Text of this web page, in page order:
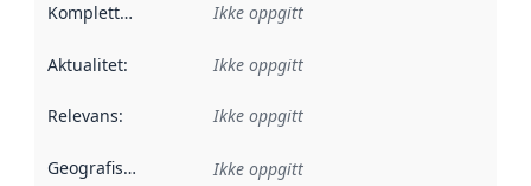
Kompletthet Ikke oppgitt
Aktualitet: Ikke oppgitt
Relevans: Ikke oppgitt
Geografisk avgrensning :
Ikke oppgitt